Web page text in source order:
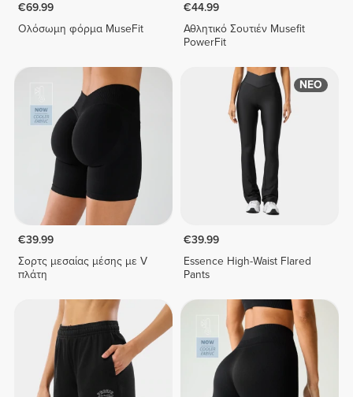
€69.99
Ολόσωμη φόρμα MuseFit
€44.99
Αθλητικό Σουτιέν Musefit
PowerFit
€39.99
Σορτς μεσαίας μέσης με V
πλάτη
ΝΕΟ
€39.99
Essence High-Waist Flared
Pants